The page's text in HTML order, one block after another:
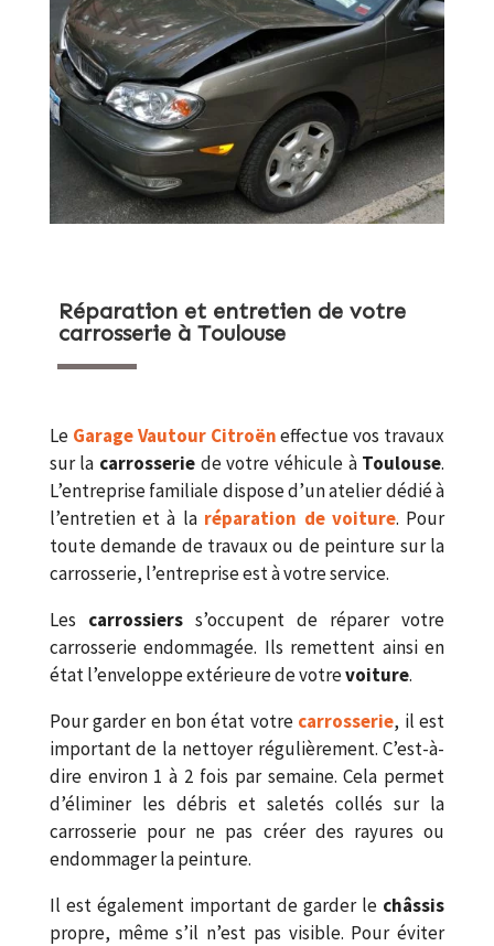
Réparation et entretien de votre
carrosserie à Toulouse
Le Garage Vautour Citroëneffectue vos travaux
sur la carrosserie de votre véhicule à Toulouse.
L’entreprise familiale dispose d’un atelier dédié à
l’entretien et à la réparation de voiture. Pour
toute demande de travaux ou de peinture sur la
carrosserie, l’entreprise est à votre service.
Les carrossierss’occupent de réparer votre
carrosserie endommagée. Ils remettent ainsi en
état l’enveloppe extérieure de votrevoiture.
Pour garder en bon état votre carrosserie, il est
important de la nettoyer régulièrement. C’est-à-
dire environ 1 à 2 fois par semaine. Cela permet
d’éliminer les débris et saletés collés sur la
carrosserie pour ne pas créer des rayures ou
endommager la peinture.
Il est également important de garder le châssis
propre, même s’il n’est pas visible. Pour éviter